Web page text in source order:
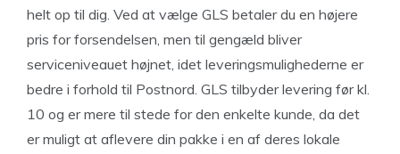
helt op til dig. Ved at vælge GLS betaler du en højere
pris for forsendelsen, men til gengæld bliver
serviceniveauet højnet, idet leveringsmulighederne er
bedre i forhold til Postnord. GLS tilbyder levering før kl.
10 og er mere til stede for den enkelte kunde, da det
er muligt at aflevere din pakke i en af deres lokale